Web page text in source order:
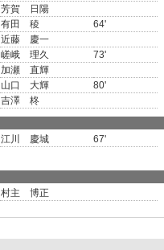
芳賀 日陽
有田 稜
64'
近藤 慶一
嵯峨 理久
73'
加瀬 直輝
山口 大輝
80'
吉澤 柊
江川 慶城
67'
村主 博正